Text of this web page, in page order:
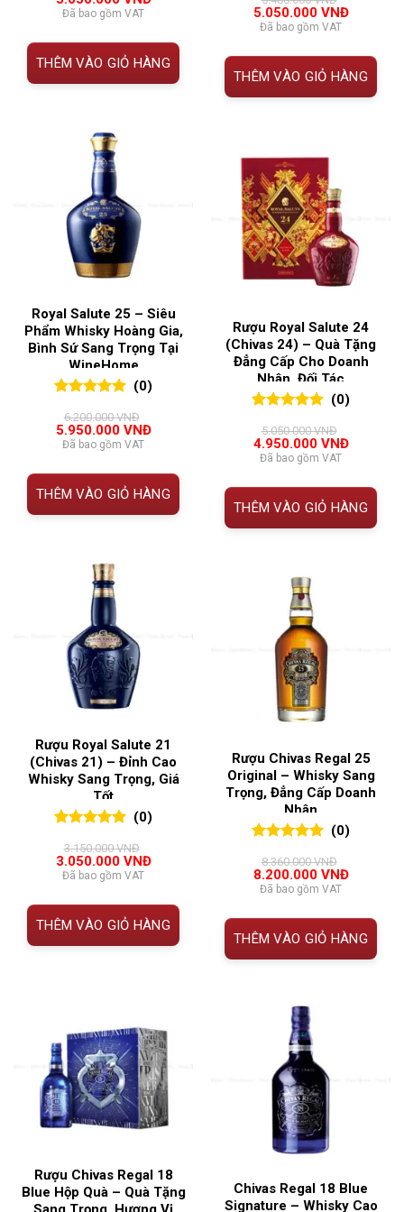
gốc
5.400.000 VNĐ. là:
5.050.000 VNĐ.
Đã bao gồm VAT
THÊM VÀO GIỎ HÀNG
đánh giá
Giá
gốc
5.400.000 VNĐ.
5.050.000 VNĐGiá
là:
Đã bao gồm VAT
THÊM VÀO GIỎ HÀNG
Royal Salute 25 – Siêu
Phẩm Whisky Hoàng Gia,
Bình Sứ Sang Trọng Tại
WineHome
đánh giá
(0)
6.200.000VNĐ
Giá
gốc
6.200.000 VNĐ.
5.950.000 VNĐGiá
là:
5.950.000 VNĐ.
Đã bao gồm VAT
THÊM VÀO GIỎ HÀNG
Rượu Royal Salute 24
(Chivas 24) – Quà Tặng
Đẳng Cấp Cho Doanh
Nhân, Đối Tác
đánh giá
(0)
5.050.000VNĐ
Giá
gốc
5.050.000 VNĐ.
4.950.000 VNĐGiá
là:
Đã bao gồm VAT
THÊM VÀO GIỎ HÀNG
Rượu Royal Salute 21
(Chivas 21) – Đỉnh Cao
Whisky Sang Trọng, Giá
Tốt
đánh giá
(0)
3.150.000VNĐ
Giá
gốc
3.150.000 VNĐ.
3.050.000 VNĐGiá
là:
3.050.000 VNĐ.
Đã bao gồm VAT
THÊM VÀO GIỎ HÀNG
Rượu Chivas Regal 25
Original – Whisky Sang
Trọng, Đẳng Cấp Doanh
Nhân
đánh giá
(0)
8.360.000VNĐ
Giá
gốc
8.360.000 VNĐ.
8.200.000 VNĐGiá
là:
Đã bao gồm VAT
THÊM VÀO GIỎ HÀNG
Rượu Chivas Regal 18
Blue Hộp Quà – Quà Tặng
Chivas Regal 18 Blue
Signature – Whisky Cao